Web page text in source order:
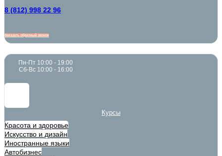
8 (812) 998 22 96
Заказать обратный звонок
Пн-Пт 10:00 - 19:00
Сб-Вс 10:00 - 16:00
Курсы
Красота и здоровье
Искусство и дизайн
Иностранные языки
Автобизнес